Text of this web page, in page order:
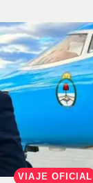
VIAJE OFICIAL